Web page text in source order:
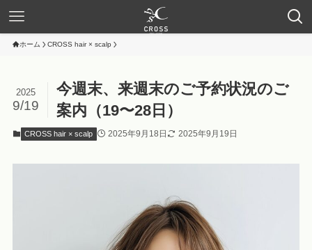
ホーム CROSS hair × scalp
今週末、来週末のご予約状況のご
案内（19〜28日）
2025
9/19
CROSS hair × scalp 2025年9月18日 2025年9月19日